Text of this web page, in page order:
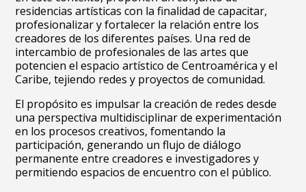
residencias artísticas con la finalidad de capacitar,
profesionalizar y fortalecer la relación entre los
creadores de los diferentes países. Una red de
intercambio de profesionales de las artes que
potencien el espacio artístico de Centroamérica y el
Caribe, tejiendo redes y proyectos de comunidad.
El propósito es impulsar la creación de redes desde
una perspectiva multidisciplinar de experimentación
en los procesos creativos, fomentando la
participación, generando un flujo de diálogo
permanente entre creadores e investigadores y
permitiendo espacios de encuentro con el público.